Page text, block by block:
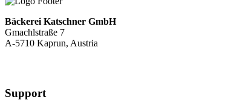
Bäckerei Katschner GmbH
Gmachlstraße 7
A-5710 Kaprun, Austria
Support